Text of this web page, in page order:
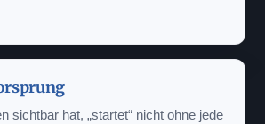
sichtbar hat, „startet“ nicht ohne jede